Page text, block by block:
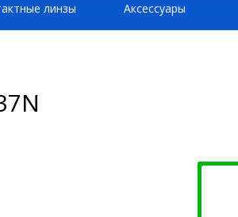
линзы Аксессуары